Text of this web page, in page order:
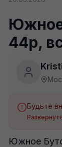
44р,
Южное